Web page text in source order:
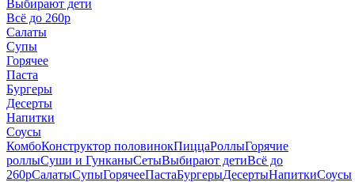
Выбирают дети
Всё до 260р
Салаты
Супы
Горячее
Паста
Бургеры
Десерты
Напитки
Соусы
КомбоКонструктор половинокПиццаРоллыГорячие
роллыСуши и ГунканыСетыВыбирают детиВсё до
260рСалатыСупыГорячееПастаБургерыДесертыНапиткиСоусы